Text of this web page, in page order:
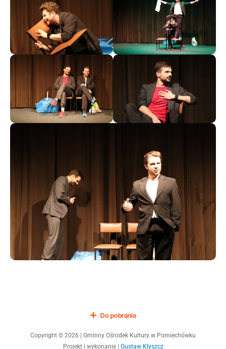
Do pobrania
Copyright © 2026 | Gminny Ośrodek Kultury w Pomiechówku
Projekt i wykonanie | Gustaw Klyszcz